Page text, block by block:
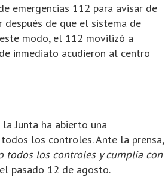
emergencias 112 para avisar de
después de que el sistema de
modo, el 112 movilizó a
inmediato acudieron al centro
Junta ha abierto una
los controles. Ante la prensa,
todos los controles y cumplía con
pasado 12 de agosto.